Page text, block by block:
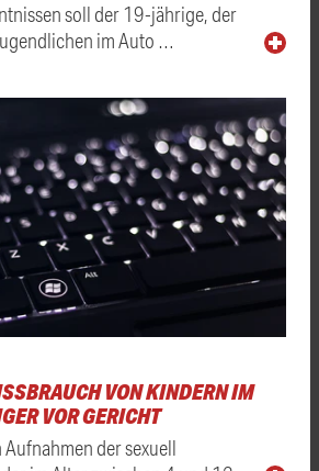
soll der 19-jährige, der
im Auto …
VON KINDERN IM
VOR GERICHT
der sexuell